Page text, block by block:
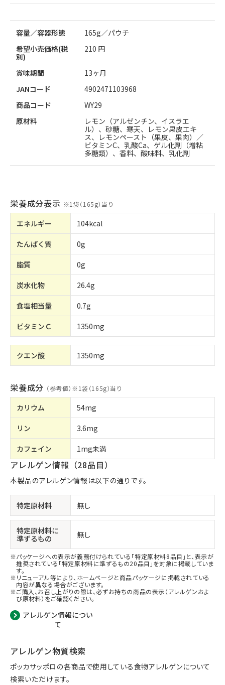
容量／容器形態
165g／パウチ
希望小売価格(税
別)
210 円
賞味期間
13ヶ月
JANコード
4902471103968
商品コード
WY29
原材料
レモン（アルゼンチン、イスラエ
ル）、砂糖、寒天、レモン果皮エキ
ス、レモンペースト（果皮、果肉）／
ビタミンC、乳酸Ca、ゲル化剤（増粘
多糖類）、香料、酸味料、乳化剤
栄養成分表示 ※1袋（165g）当り
エネルギー 104kcal
たんぱく質 0g
脂質 0g
炭水化物 26.4g
食塩相当量 0.7g
ビタミンＣ 1350mg
クエン酸 1350mg
栄養成分 （参考値）※1袋（165g）当り
カリウム 54mg
リン 3.6mg
カフェイン 1mg未満
アレルゲン情報（28品目）
本製品のアレルゲン情報は以下の通りです。
特定原材料 無し
特定原材料に
準ずるもの
無し
パッケージへの表示が義務付けられている「特定原材料8品目」と、表示が
推奨されている「特定原材料に準ずるもの20品目」を対象に掲載していま
す。
リニューアル等により、ホームページと商品パッケージに掲載されている
内容が異なる場合がございます。
ご購入、お召し上がりの際は、必ずお持ちの商品の表示（アレルゲンおよ
び原材料）をご確認ください。
アレルゲン情報につい
て
アレルゲン物質検索
ポッカサッポロの各商品で使用している食物アレルゲンについて
検索いただけます。